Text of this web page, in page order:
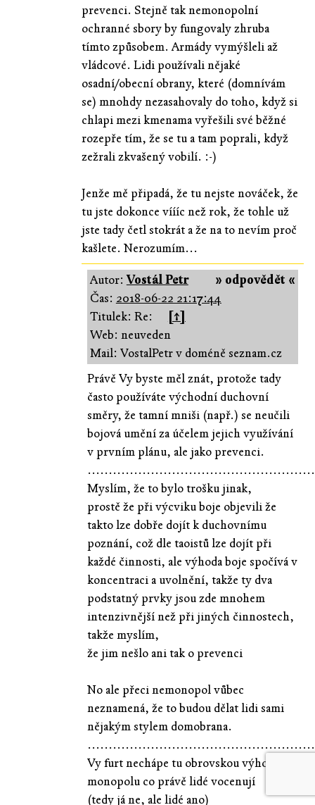
prevenci. Stejně tak nemonopolní
ochranné sbory by fungovaly zhruba
tímto způsobem. Armády vymýšleli až
vládcové. Lidi používali nějaké
osadní/obecní obrany, které (domnívám
se) mnohdy nezasahovaly do toho, když si
chlapi mezi kmenama vyřešili své běžné
rozepře tím, že se tu a tam poprali, když
zežrali zkvašený vobilí. :-)
Jenže mě připadá, že tu nejste nováček, že
tu jste dokonce víííc než rok, že tohle už
jste tady četl stokrát a že na to nevím proč
kašlete. Nerozumím...
» odpovědět «
Autor:Vostál Petr
Čas: 2018-06-22 21:17:44
Titulek: Re:
[↑]
Web: neuveden
Mail: VostalPetr v doméně seznam.cz
Právě Vy byste měl znát, protože tady
často používáte východní duchovní
směry, že tamní mniši (např.) se neučili
bojová umění za účelem jejich využívání
v prvním plánu, ale jako prevenci.
Myslím, že to bylo trošku jinak,
prostě že při výcviku boje objevili že
takto lze dobře dojít k duchovnímu
poznání, což dle taoistů lze dojít při
každé činnosti, ale výhoda boje spočívá v
koncentraci a uvolnění, takže ty dva
podstatný prvky jsou zde mnohem
intenzivnější než při jiných činnostech,
takže myslím,
že jim nešlo ani tak o prevenci
No ale přeci nemonopol vůbec
neznamená, že to budou dělat lidi sami
nějakým stylem domobrana.
Vy furt nechápe tu obrovskou výhodu
monopolu co právě lidé vocenují
(tedy já ne, ale lidé ano)